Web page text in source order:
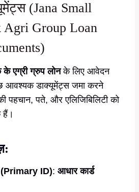
(Jana Small
Agri Group Loan
एग्री ग्रुप लोनके लिए आवेदन
डाक्यूमेंट्स जमा करने
पहचान, पते, और एलिजिबिलिटी को
(Primary ID): आधार कार्ड